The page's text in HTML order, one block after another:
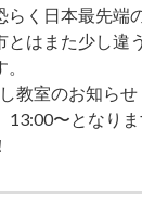
らく日本最先端
はまた少し違
教室のお知らせ
〜となりま